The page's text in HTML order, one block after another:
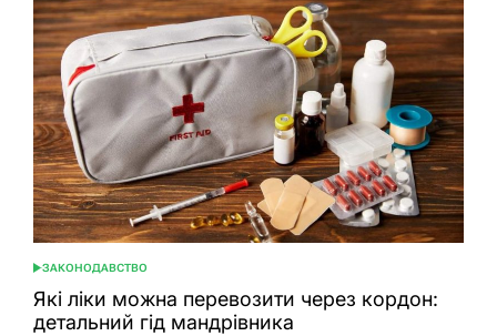
ОПУБЛІКУВАТИ
У
ЗАКОНОДАВСТВО
Які ліки можна перевозити через кордон:
детальний гід мандрівника